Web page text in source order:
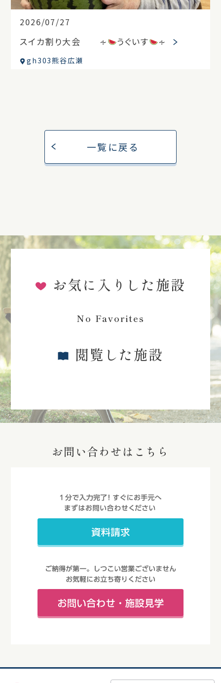
2026/07/27
スイカ割り大会 ∻ うぐいす ∻
gh303熊谷広瀬
一覧に戻る
お気に入りした施設
No Favorites
閲覧した施設
お問い合わせはこちら